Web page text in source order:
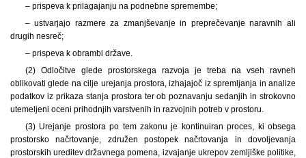
– prispeva k prilagajanju na podnebne spremembe;
– ustvarjajo razmere za zmanjševanje in preprečevanje naravnih ali
drugih nesreč;
– prispeva k obrambi države.
(2) Odločitve glede prostorskega razvoja je treba na vseh ravneh
oblikovati glede na cilje urejanja prostora, izhajajoč iz spremljanja in analize
podatkov iz prikaza stanja prostora ter ob poznavanju sedanjih in strokovno
utemeljeni oceni prihodnjih varstvenih in razvojnih potreb v prostoru.
(3) Urejanje prostora po tem zakonu je kontinuiran proces, ki obsega
prostorsko načrtovanje, združen postopek načrtovanja in dovoljevanja
prostorskih ureditev državnega pomena, izvajanje ukrepov zemljiške politike,